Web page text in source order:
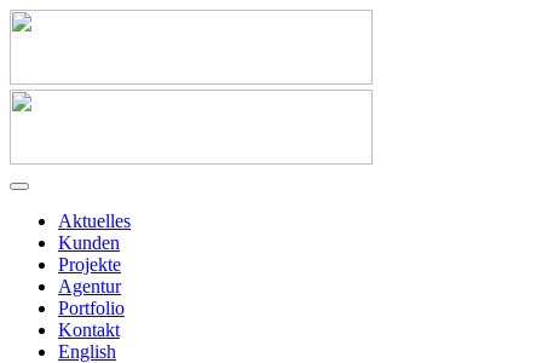
Aktuelles
Kunden
Projekte
Agentur
Portfolio
Kontakt
English